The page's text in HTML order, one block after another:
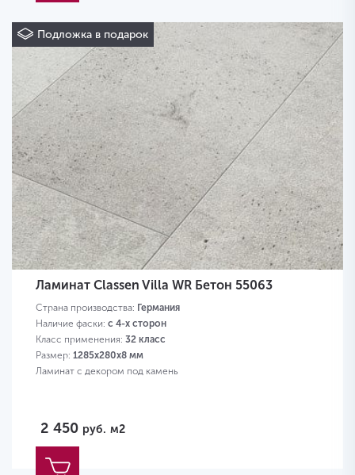
Подложка в подарок
Ламинат Classen Villa WR Бетон 55063
Страна производства: Германия
Наличие фаски: с 4-х сторон
Класс применения: 32 класс
Размер: 1285х280х8 мм
Ламинат с декором под камень
2 450 руб. м2